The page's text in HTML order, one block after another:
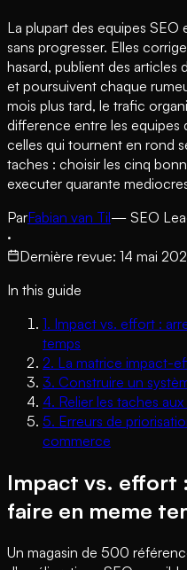
La plupart des equipes
sans progresser. Elles
hasard, publient des articles
et poursuivent chaque
mois plus tard, le trafic
difference entre les
celles qui tournent en rond
taches : choisir les cinq
executer quarante
ParFabian van Til— SEO
·
Dernière revue: 14 mai
In this guide
1. Impact vs. effort :
temps
2. La matrice impact-
3. Construire un
4. Relier les taches
5. Erreurs de
commerce
Impact vs. effort
faire en meme
Un magasin de 500